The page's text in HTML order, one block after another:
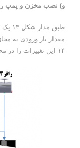
و) نصب مخزن و پمپ
۱۴ این تغییرات را در محل نشان می‌دهد.